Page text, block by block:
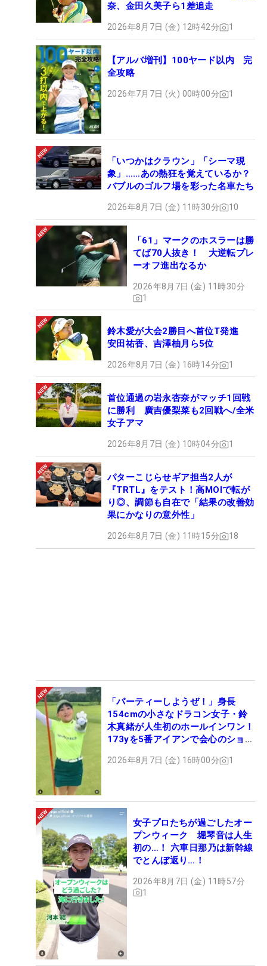
奈、金田久美子ら1差追走
2026年8月7日 (金) 12時42分 1
【アルバ増刊】100ヤード以内 完
全攻略
2026年7月7日 (火) 00時00分 1
「いつかはクラウン」「シーマ現
象」……あの熱狂を覚えているか？
バブルのゴルフ場を彩った名車たち
2026年8月7日 (金) 11時30分 10
「61」マークのホスラーは勝
てば70人抜き！ 大逆転プレ
ーオフ進出なるか
2026年8月7日 (金) 11時30分
1
鈴木愛が大会2勝目へ首位T発進
安田祐香、吉澤柚月ら5位
2026年8月7日 (金) 16時14分 1
首位通過の岩永杏奈がマッチ1回戦
に勝利 廣吉優梨菜も2回戦へ/全米
女子アマ
2026年8月7日 (金) 10時04分 1
パターこじらせギア担当2人が
『TRTL』をテスト！高MOIで転が
り◎、調節も自在で「結果の改善効
果にかなりの意外性」
2026年8月7日 (金) 11時15分 18
「パーティーしようぜ！」身長
154cmの小さなドラコン女子・鈴
木真緒が人生初のホールインワン！
173yを5番アイアンで会心のショッ
2026年8月7日 (金) 16時00分 1
女子プロたちが過ごしたオー
プンウィーク 堀琴音は人生
初の…！ 六車日那乃は新幹線
でとんぼ返り…！
2026年8月7日 (金) 11時57分
1